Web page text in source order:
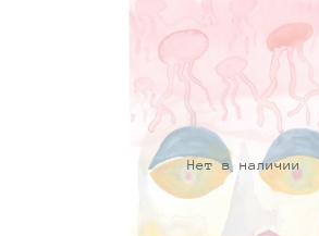
Нет в наличии